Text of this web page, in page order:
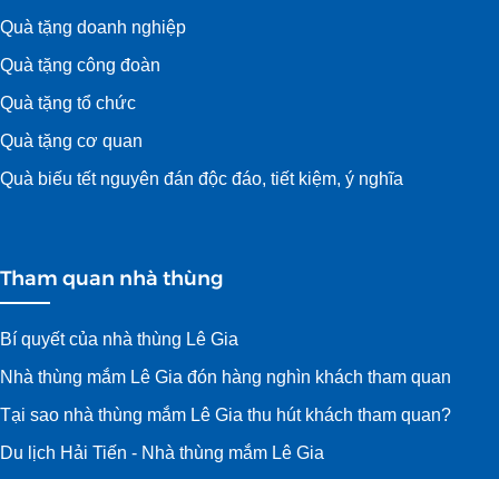
Quà tặng doanh nghiệp
Quà tặng công đoàn
Quà tặng tổ chức
Quà tặng cơ quan
Quà biếu tết nguyên đán độc đáo, tiết kiệm, ý nghĩa
Tham quan nhà thùng
Bí quyết của nhà thùng Lê Gia
Nhà thùng mắm Lê Gia đón hàng nghìn khách tham quan
Tại sao nhà thùng mắm Lê Gia thu hút khách tham quan?
Du lịch Hải Tiến - Nhà thùng mắm Lê Gia